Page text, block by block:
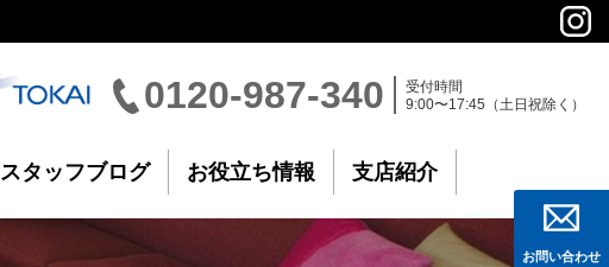
0120-987-340
受付時間
9:00〜17:45（土日祝除く）
スタッフブログ お役立ち情報 支店紹介
お問い合わせ